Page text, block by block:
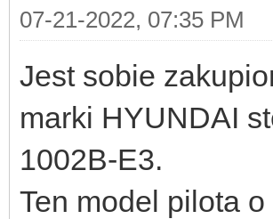
07-21-2022, 07:35 PM
Jest sobie
marki HYUNDAI
1002B-E3.
Ten model pilota